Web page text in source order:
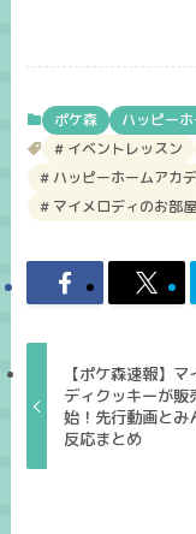
ポケ森
ハッピー
イベントレッスン
ハッピーホームアカ
マイメロディのお部屋
【ポケ森速報】マ
ディクッキーが販
始！先行動画とみ
反応まとめ